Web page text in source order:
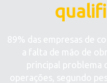
89% das empresas de
a falta de mão de
principal problema
operações, segundo